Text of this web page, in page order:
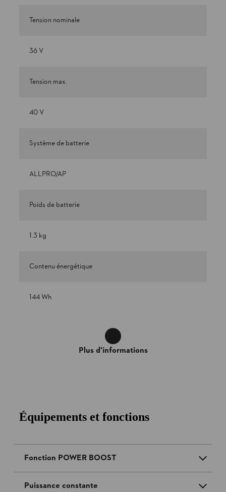
Tension nominale
36 V
Tension max.
40 V
Système de batterie
ALLPRO/AP
Poids de batterie
1.3 kg
Contenu énergétique
144 Wh
Plus d'informations
Équipements et fonctions
Fonction POWER BOOST
Puissance constante